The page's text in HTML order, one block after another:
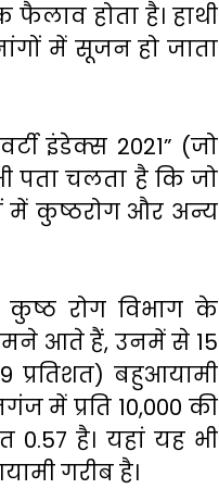
होता है। हाथी
में सूजन हो जाता
इंडेक्स 2021” (जो
पता चलता है कि जो
में कुष्ठरोग और अन्य
कुष्ठ रोग विभाग के
आते हैं, उनमें से 15
प्रतिशत) बहुआयामी
में प्रति 10,000 की
0.57 है। यहां यह भी
गरीब है।